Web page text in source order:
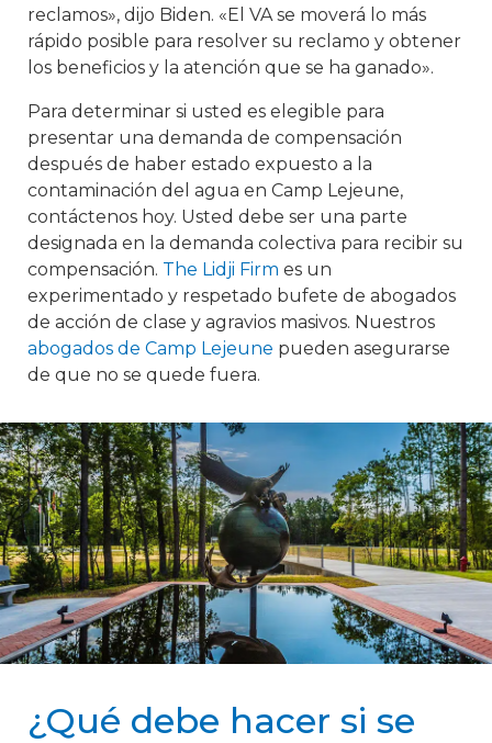
reclamos», dijo Biden. «El VA se moverá lo más
rápido posible para resolver su reclamo y obtener
los beneficios y la atención que se ha ganado».
Para determinar si usted es elegible para
presentar una demanda de compensación
después de haber estado expuesto a la
contaminación del agua en Camp Lejeune,
contáctenos hoy. Usted debe ser una parte
designada en la demanda colectiva para recibir su
compensación. The Lidji Firm es un
experimentado y respetado bufete de abogados
de acción de clase y agravios masivos. Nuestros
abogados de Camp Lejeune pueden asegurarse
de que no se quede fuera.
¿Qué debe hacer si se